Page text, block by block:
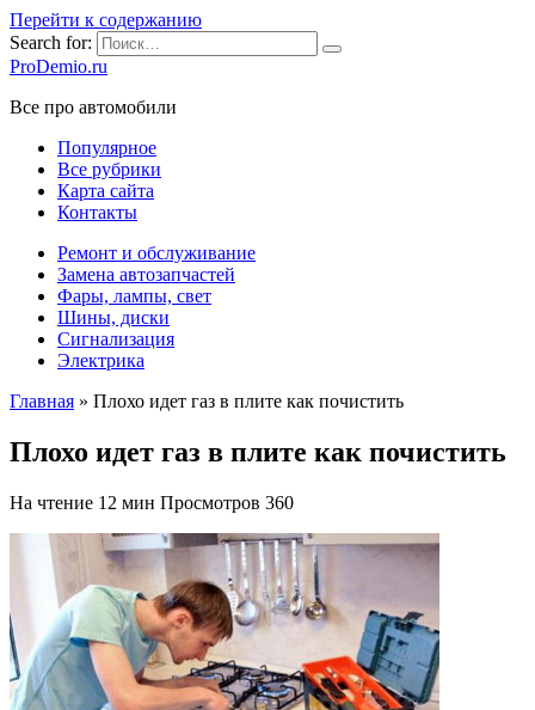
Перейти к содержанию
Search for:
ProDemio.ru
Все про автомобили
Популярное
Все рубрики
Карта сайта
Контакты
Ремонт и обслуживание
Замена автозапчастей
Фары, лампы, свет
Шины, диски
Сигнализация
Электрика
Главная » Плохо идет газ в плите как почистить
Плохо идет газ в плите как почистить
На чтение 12 мин Просмотров 360